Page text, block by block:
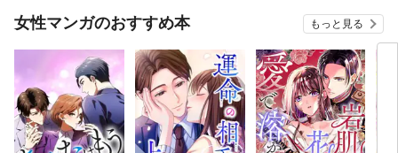
女性マンガのおすすめ本 もっと見る